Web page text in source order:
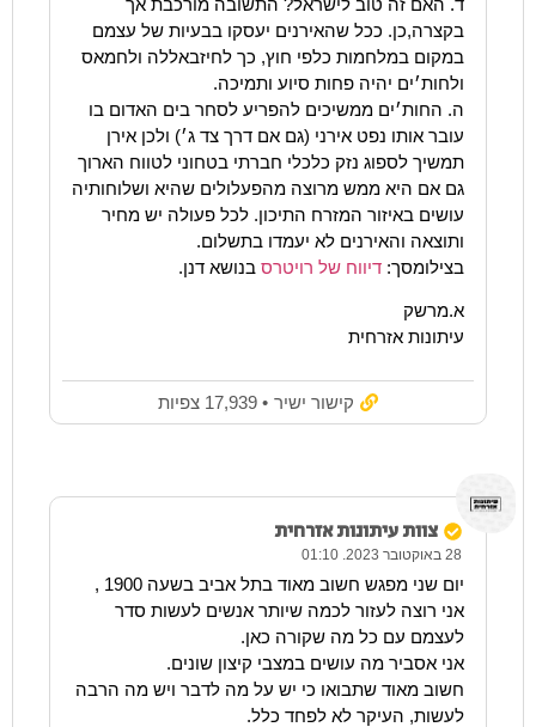
ד. האם זה טוב לישראל? התשובה מורכבת אך
בקצרה,כן. ככל שהאירנים יעסקו בבעיות של עצמם
במקום במלחמות כלפי חוץ, כך לחיזבאללה ולחמאס
ולחות׳ים יהיה פחות סיוע ותמיכה.
ה. החות׳ים ממשיכים להפריע לסחר בים האדום בו
עובר אותו נפט אירני (גם אם דרך צד ג׳) ולכן אירן
תמשיך לספוג נזק כלכלי חברתי בטחוני לטווח הארוך
גם אם היא ממש מרוצה מהפעלולים שהיא ושלוחותיה
עושים באיזור המזרח התיכון. לכל פעולה יש מחיר
ותוצאה והאירנים לא יעמדו בתשלום.
בצילומסך: דיווח של רויטרס בנושא דנן.
א.מרשק
עיתונות אזרחית
קישור ישיר • 17,939 צפיות
צוות עיתונות אזרחית
28 באוקטובר 2023. 01:10
יום שני מפגש חשוב מאוד בתל אביב בשעה 1900 ,
אני רוצה לעזור לכמה שיותר אנשים לעשות סדר
לעצמם עם כל מה שקורה כאן.
אני אסביר מה עושים במצבי קיצון שונים.
חשוב מאוד שתבואו כי יש על מה לדבר ויש מה הרבה
לעשות, העיקר לא לפחד כלל.